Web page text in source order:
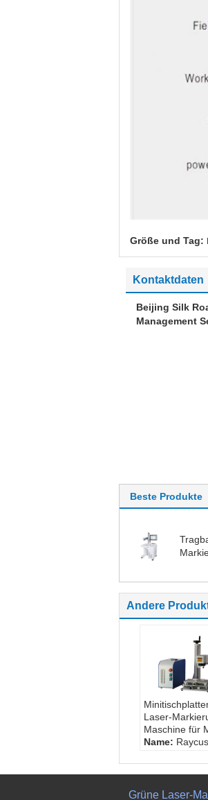
Größe und Tag:
Kontaktdaten
Beijing Silk
Management
Beste Produkte
Andere
Laser-
Maschine für
Name: Raycus
Maschine
Laser
Grüne Laser-